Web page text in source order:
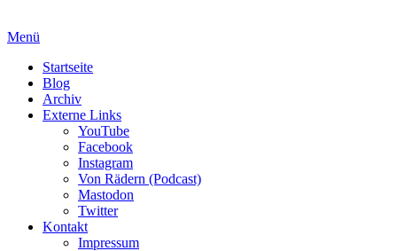
Menü
Startseite
Blog
Archiv
Externe Links
YouTube
Facebook
Instagram
Von Rädern (Podcast)
Mastodon
Twitter
Kontakt
Impressum